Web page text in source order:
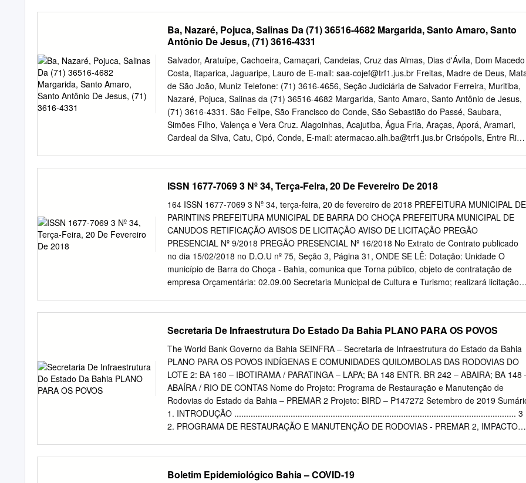
Permanente de Licitação situada à Praça cipal de CHORROCHÓ, Estado da Bahia, torna
e da ciência presa para o fornecimento de Calcário para atender agricultores fa- dos Poderes
- Centro, das 08:00 às 12:00/Telefone: 3644- aos interessados que se encontra a disposição o
Edital da Tomada de miliares do município de Banzaê - Bahia - Nos termos do Convênio
2152/2153. Preço nº 019/2012, Tipo Menor Preço Global, regida pela Lei nº 762546 celebrado
com a UNIÂO por intermédio do Ministério da PREGÃO PRESENCIAL No- 22/2012 8.666/93,
que objetiva a Contratação de firma especializada visando a Agricultura, Pecuária e
Abastecimento. O Edital e seus anexos estarão execução de Obras e Serviços de Engenharia
para Construção de à disposição na sede da P.M.B, na Praça N.
Ba, Nazaré, Pojuca, Salinas Da (71) 36516-4682 Margarida, Santo Amaro, Santo
Antônio De Jesus, (71) 3616-4331
Salvador, Aratuípe, Cachoeira, Camaçari, Candeias, Cruz das Almas, Dias d'Ávila, Dom Macedo
Costa, Itaparica, Jaguaripe, Lauro de E-mail: saa-cojef@trf1.jus.br Freitas, Madre de Deus,
de São João, Muniz Telefone: (71) 3616-4656, Seção Judiciária de Salvador Ferreira, Muritiba,
Nazaré, Pojuca, Salinas da (71) 36516-4682 Margarida, Santo Amaro, Santo Antônio de Jesus,
(71) 3616-4331. São Felipe, São Francisco do Conde, São Sebastião do Passé, Saubara,
Simões Filho, Valença e Vera Cruz. Alagoinhas, Acajutiba, Água Fria, Araças, Aporá, Aramari,
Cardeal da Silva, Catu, Cipó, Conde, E-mail: atermacao.alh.ba@trf1.jus.br Crisópolis, Entre
Brejolândia, Buritirama, Catolândia, Cotegipe, Cristópolis, E-mail:01vara.bes@trf1.jus.br
Formosa do Rio Preto, Luís Eduardo Magalhães, Subseção Judiciária de Barreiras Telefone: 77
3611 8896 Mansidão, Muquém do São Francisco, Riachão Telefone com Whatsapp: (89)
3333 das Neves, Santa Rita de Cássia, São Desidério, Wanderley. Campo Formoso, Andorinha,
Antônio Gonçalves, Caém, Caldeirão Grande, Cansanção, Capim Grosso, Filadélfia, Gavião,
Itiúba, Jacobina, E-mail:sepip.01vara.cfs@trf1.jus.brSubseção Judiciária de Campo Jaguarari,
Miguel Calmon, Mirangaba, Monte Telefone: (74) 3645-1605 Formoso Santo, Nordestina,
Ourolândia, Pindobaçu, Ponto Telefone Celular: (74) 99963-2212 Novo, Quixabeira, São José
Judiciária de Eunápolis Cruz Cabrália.
ISSN 1677-7069 3 Nº 34, Terça-Feira, 20 De Fevereiro De 2018
164 ISSN 1677-7069 3 Nº 34, terça-feira, 20 de fevereiro de 2018 PREFEITURA MUNICIPAL DE
PARINTINS PREFEITURA MUNICIPAL DE BARRA DO CHOÇA PREFEITURA MUNICIPAL DE
CANUDOS RETIFICAÇÃO AVISOS DE LICITAÇÃO AVISO DE LICITAÇÃO PREGÃO
PRESENCIAL Nº 9/2018 PREGÃO PRESENCIAL Nº 16/2018 No Extrato de Contrato publicado
no dia 15/02/2018 no D.O.U nº 75, Seção 3, Página 31, ONDE SE LÊ: Dotação: Unidade O
município de Barra do Choça - Bahia, comunica que Torna público, objeto de contratação de
empresa Orçamentária: 02.09.00 Secretaria Municipal de Cultura e Turismo; realizará licitação
Municipais e Secretarias, durante o Obras de Infraestrutura Turística; Natureza da Despesa:
4.4.4.0.41- trânsito de dados ip, com velocidade de 50mbps e serviços lan to lan exercício de
2018. Menor preço por LOTE. Sessão: 06/03/2018, Obras e Instalações; Fonte do Orçamento:
777 - Governo Federal - (internet - porta de acesso, fibra ótica e roteador de borda) para
10:30hs. Editais na sala de licitações. Ministério do Turismo; Valor R$ 3.013.121,32 (três
milhões, treze atender às demandas de todas as secretarias do município de barra do mil, cento
e vinte e um reais e trinta e dois centavos); Unidade choça-ba. O pregão será realizado, no
prédio da prefeitura. disputa: Canudos-BA, 19 de fevereiro de 2018. Orçamentária: 02.09.00
Secretaria De Infraestrutura Do Estado Da Bahia PLANO PARA OS POVOS
The World Bank Governo da Bahia SEINFRA – Secretaria de Infraestrutura do Estado da Bahia
PLANO PARA OS POVOS INDÍGENAS E COMUNIDADES QUILOMBOLAS DAS RODOVIAS DO
LOTE 2: BA 160 – IBOTIRAMA / PARATINGA – LAPA; BA 148 ENTR. BR 242 – ABAIRA; BA 148
ABAÍRA / RIO DE CONTAS Nome do Projeto: Programa de Restauração e Manutenção de
Rodovias do Estado da Bahia – PREMAR 2 Projeto: BIRD – P147272 Setembro de 2019
1. INTRODUÇÃO ........................................................................................................................ 3
2. PROGRAMA DE RESTAURAÇÃO E MANUTENÇÃO DE RODOVIAS - PREMAR 2, IMPACTOS
PRESENTES NAS ÁREAS DE INFLUÊNCIA DO PROGRAMA ............... 5 2.3 RODOVIAS E
Boletim Epidemiológico Bahia – COVID-19